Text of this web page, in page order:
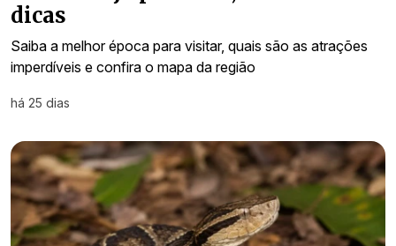
dicas
Saiba a melhor época para visitar, quais são as atrações
imperdíveis e confira o mapa da região
há 25 dias